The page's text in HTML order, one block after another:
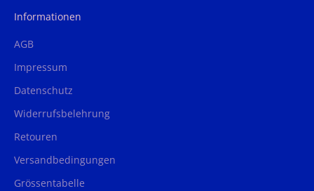
Informationen
AGB
Impressum
Datenschutz
Widerrufsbelehrung
Retouren
Versandbedingungen
Grössentabelle